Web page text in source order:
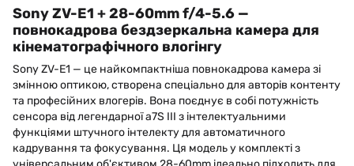
Sony ZV-E1 + 28-60mm f/4-5.6 —
повнокадрова бездзеркальна камера для
кінематографічного влогінгу
Sony ZV-E1 — це найкомпактніша повнокадрова камера зі
змінною оптикою, створена спеціально для авторів контенту
та професійних влогерів. Вона поєднує в собі потужність
сенсора від легендарної a7S III з інтелектуальними
функціями штучного інтелекту для автоматичного
кадрування та фокусування. Ця модель у комплекті з